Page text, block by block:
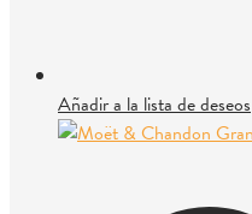
Añadir a la lista de deseos